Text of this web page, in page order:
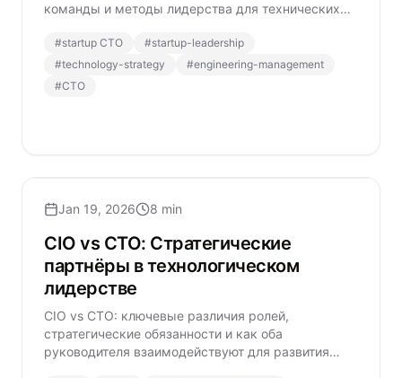
команды и методы лидерства для технических
#startup CTO #startup-leadership
#technology-strategy #engineering-management
#CTO
Jan 19, 2026 8 min
CIO vs CTO: Стратегические
партнёры в технологическом
лидерстве
CIO vs CTO: ключевые различия ролей,
стратегические обязанности и как оба
руководителя взаимодействуют для развития